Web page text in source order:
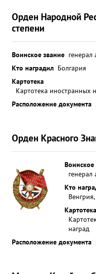
Орден Народной
степени
Воинское звание генерал
Кто наградил Болгария
Картотека
Картотека иностранных
Расположение документа
Орден Красного
Воинское
генерал
Кто
Картотека
наград
Расположение документа